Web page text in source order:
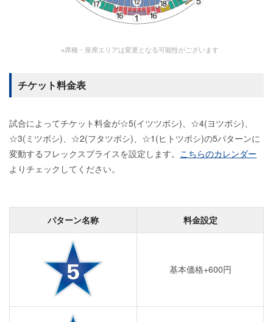
※席種・座席エリアは変更となる可能性がございます
チケット料金表
試合によってチケット料金が☆5(イツツボシ)、☆4(ヨツボシ)、
☆3(ミツボシ)、☆2(フタツボシ)、☆1(ヒトツボシ)の5パターンに
変動するフレックスプライスを設定します。 こちらのカレンダー
よりチェックしてください。
パターン名称 料金設定
基本価格+600円